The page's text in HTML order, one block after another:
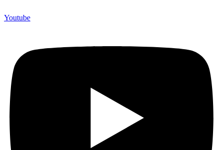
Youtube